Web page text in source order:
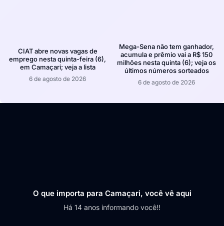
CIAT abre novas vagas de
emprego nesta quinta-feira (6),
em Camaçari; veja a lista
6 de agosto de 2026
Mega-Sena não tem ganhador,
acumula e prêmio vai a R$ 150
milhões nesta quinta (6); veja os
últimos números sorteados
6 de agosto de 2026
O que importa para Camaçari, você vê aqui
Há 14 anos informando você!!